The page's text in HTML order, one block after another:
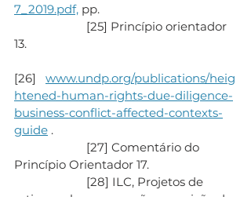
7_2019.pdf, pp.
[25] Princípio orientador
13.
[26] www.undp.org/publications/heig
htened-human-rights-due-diligence-
business-conflict-affected-contexts-
guide .
[27] Comentário do
Princípio Orientador 17.
[28] ILC, Projetos de